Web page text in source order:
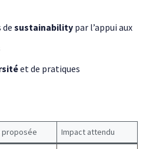
sustainabilitypar l’appui aux
et de pratiques
proposée Impact attendu